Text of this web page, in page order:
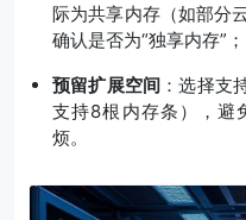
际为共享内存（如部分
确认是否为“独享内存”；
预留扩展空间 ：选择支
支持8根内存条），避
烦。